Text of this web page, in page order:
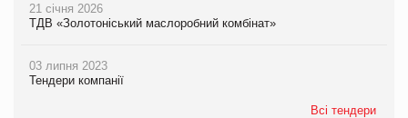
21 січня 2026
ТДВ «Золотоніський маслоробний комбінат»
03 липня 2023
Тендери компанії
Всі тендери